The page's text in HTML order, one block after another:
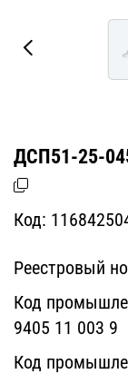
ДСП51-25-
Код:
Реестровый
Код
9405 11 003 9
Код